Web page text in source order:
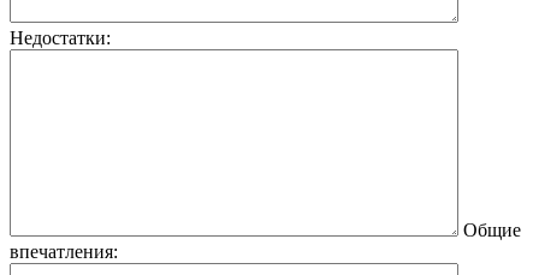
Недостатки:
Общие
впечатления: